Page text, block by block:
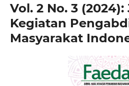
Vol. 2 No. 3
Kegiatan
Masyarakat